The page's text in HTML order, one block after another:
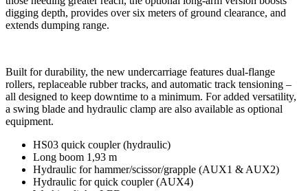
digging depth, provides over six meters of ground clearance, and
extends dumping range.
Built for durability, the new undercarriage features dual-flange
rollers, replaceable rubber tracks, and automatic track tensioning –
all designed to keep downtime to a minimum. For added versatility,
a swing blade and hydraulic clamp are also available as optional
equipment.
HS03 quick coupler (hydraulic)
Long boom 1,93 m
Hydraulic for hammer/scissor/grapple (AUX1 & AUX2)
Hydraulic for quick coupler (AUX4)